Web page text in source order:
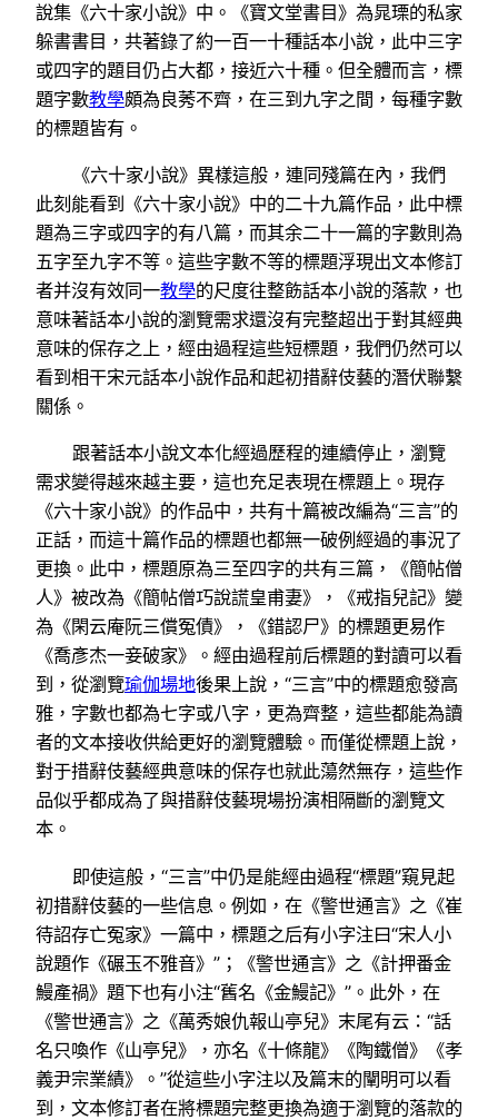
說集《六十家小說》中。《寶文堂書目》為晁瑮的私家
躲書書目，共著錄了約一百一十種話本小說，此中三字
或四字的題目仍占大都，接近六十種。但全體而言，標
題字數教學頗為良莠不齊，在三到九字之間，每種字數
的標題皆有。
《六十家小說》異樣這般，連同殘篇在內，我們
此刻能看到《六十家小說》中的二十九篇作品，此中標
題為三字或四字的有八篇，而其余二十一篇的字數則為
五字至九字不等。這些字數不等的標題浮現出文本修訂
者并沒有效同一教學的尺度往整飭話本小說的落款，也
意味著話本小說的瀏覽需求還沒有完整超出于對其經典
意味的保存之上，經由過程這些短標題，我們仍然可以
看到相干宋元話本小說作品和起初措辭伎藝的潛伏聯繫
關係。
跟著話本小說文本化經過歷程的連續停止，瀏覽
需求變得越來越主要，這也充足表現在標題上。現存
《六十家小說》的作品中，共有十篇被改編為“三言”的
正話，而這十篇作品的標題也都無一破例經過的事況了
更換。此中，標題原為三至四字的共有三篇，《簡帖僧
人》被改為《簡帖僧巧說謊皇甫妻》，《戒指兒記》變
為《閑云庵阮三償冤債》，《錯認尸》的標題更易作
《喬彥杰一妾破家》。經由過程前后標題的對讀可以看
到，從瀏覽瑜伽場地後果上說，“三言”中的標題愈發高
雅，字數也都為七字或八字，更為齊整，這些都能為讀
者的文本接收供給更好的瀏覽體驗。而僅從標題上說，
對于措辭伎藝經典意味的保存也就此蕩然無存，這些作
品似乎都成為了與措辭伎藝現場扮演相隔斷的瀏覽文
本。
即使這般，“三言”中仍是能經由過程“標題”窺見起
初措辭伎藝的一些信息。例如，在《警世通言》之《崔
待詔存亡冤家》一篇中，標題之后有小字注曰“宋人小
說題作《碾玉不雅音》”；《警世通言》之《計押番金
鰻產禍》題下也有小注“舊名《金鰻記》”。此外，在
《警世通言》之《萬秀娘仇報山亭兒》末尾有云：“話
名只喚作《山亭兒》，亦名《十條龍》《陶鐵僧》《孝
義尹宗業績》。”從這些小字注以及篇末的闡明可以看
到，文本修訂者在將標題完整更換為適于瀏覽的落款的